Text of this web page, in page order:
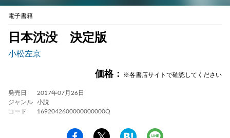
電子書籍
日本沈没 決定版
小松左京
価格： ※各書店サイトで確認してください
発売日
2017年07月26日
ジャンル
小説
コード
1692042600000000000Q